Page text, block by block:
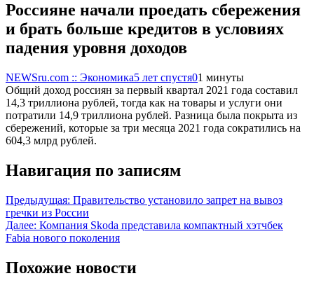
Россияне начали проедать сбережения
и брать больше кредитов в условиях
падения уровня доходов
NEWSru.com :: Экономика5 лет спустя01 минуты
Общий доход россиян за первый квартал 2021 года составил
14,3 триллиона рублей, тогда как на товары и услуги они
потратили 14,9 триллиона рублей. Разница была покрыта из
сбережений, которые за три месяца 2021 года сократились на
604,3 млрд рублей.
Навигация по записям
Предыдущая: Правительство установило запрет на вывоз
гречки из России
Далее: Компания Skoda представила компактный хэтчбек
Fabia нового поколения
Похожие новости